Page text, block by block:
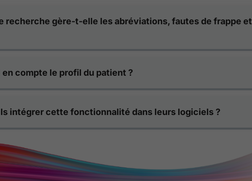
recherche gère-t-elle les abréviations, fautes de frappe et
compte le profil du patient ?
intégrer cette fonctionnalité dans leurs logiciels ?